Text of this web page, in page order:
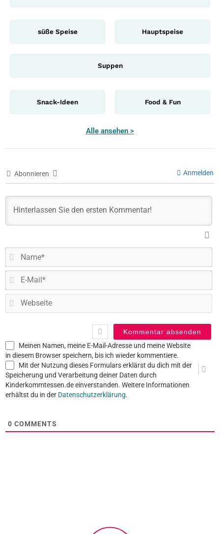
süße Speise Hauptspeise
Suppen
Snack-Ideen Food & Fun
Alle ansehen >
Abonnieren Anmelden
E-
Meinen Namen, meine E-Mail-Adresse und meine Website
in diesem Browser speichern, bis ich wieder kommentiere.
Mit der Nutzung dieses Formulars erklärst du dich mit der
Speicherung und Verarbeitung deiner Daten durch
Kinderkommtessen.de einverstanden. Weitere Informationen
erhältst du in der Datenschutzerklärung.
0 COMMENTS